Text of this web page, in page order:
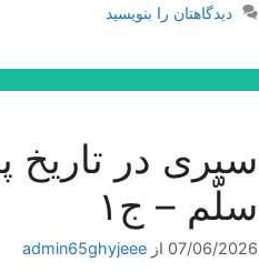
دیدگاهتان را بنویسید
سیری در تاریخ
سلّم – ج۱
07/06/2026 از admin65ghyjeee